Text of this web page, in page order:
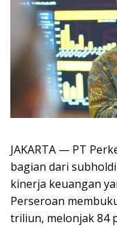
JAKARTA — PT
bagian dari
kinerja keuangan
Perseroan
triliun, melonjak 84